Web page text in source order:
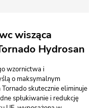
wisząca
Hydrosan
wzornictwa i
o maksymalnym
skutecznie eliminuje
spłukiwanie i redukcję